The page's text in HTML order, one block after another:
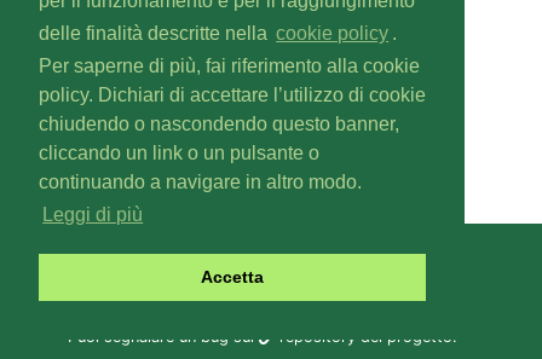
delle finalità descritte nella cookie policy .
Per saperne di più, fai riferimento alla cookie
policy. Dichiari di accettare l’utilizzo di cookie
chiudendo o nascondendo questo banner,
cliccando un link o un pulsante o
continuando a navigare in altro modo.
Leggi di più
Accetta
Gascalv1.6.0
Copyright © 2019-
Puoi segnalare un bug sul
repository del progetto.